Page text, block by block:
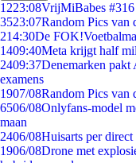
1223:08VrijMiBabes
3523:07Random Pics van
214:30De
1409:40Meta krijgt half
2409:37Denemarken pakt
examens
1907/08Random Pics van
6506/08Onlyfans-model
maan
2406/08Huisarts per
1906/08Drone met